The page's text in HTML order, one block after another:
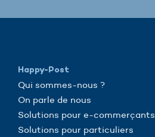
Happy-Post
Qui sommes-nous ?
On parle de nous
Solutions pour e-commerçants
Solutions pour particuliers